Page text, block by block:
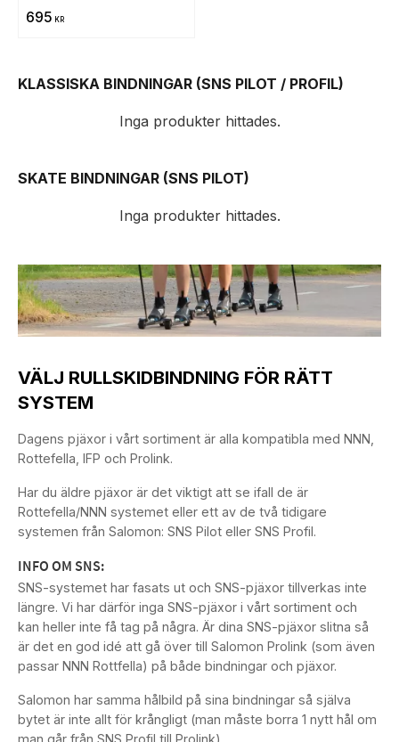
Alpina, Fischer, Madshus,
695 KR
KLASSISKA BINDNINGAR (SNS PILOT / PROFIL)
Inga produkter hittades.
SKATE BINDNINGAR (SNS PILOT)
Inga produkter hittades.
VÄLJ RULLSKIDBINDNING FÖR RÄTT
SYSTEM
Dagens pjäxor i vårt sortiment är alla kompatibla med NNN,
Rottefella, IFP och Prolink.
Har du äldre pjäxor är det viktigt att se ifall de är
Rottefella/NNN systemet eller ett av de två tidigare
systemen från Salomon: SNS Pilot eller SNS Profil.
INFO OM SNS:
SNS-systemet har fasats ut och SNS-pjäxor tillverkas inte
längre. Vi har därför inga SNS-pjäxor i vårt sortiment och
kan heller inte få tag på några. Är dina SNS-pjäxor slitna så
är det en god idé att gå över till Salomon Prolink (som även
passar NNN Rottfella) på både bindningar och pjäxor.
Salomon har samma hålbild på sina bindningar så själva
bytet är inte allt för krångligt (man måste borra 1 nytt hål om
man går från SNS Profil till Prolink).